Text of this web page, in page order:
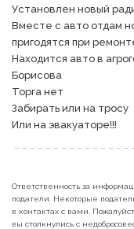
Установлен новый
Вместе с авто отдам
пригодятся при
Находится авто в
Борисова
Торга нет
Забирать или на тросу
Или на эвакуаторе!!!
Ответственность за
податели. Некоторые
в контактах с вами.
вы столкнулись с